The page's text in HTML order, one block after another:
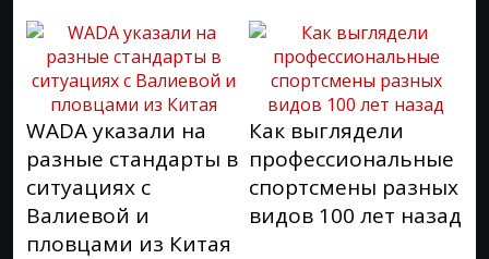
WADA указали на
разные стандарты в
ситуациях с
Валиевой и
пловцами из Китая
Как выглядели
профессиональные
спортсмены разных
видов 100 лет назад